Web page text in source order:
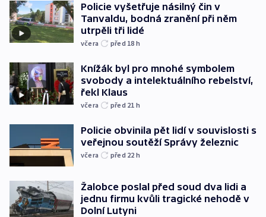
Policie vyšetřuje násilný čin v
Tanvaldu, bodná zranění při něm
utrpěli tři lidé
včera před 18 h
Knížák byl pro mnohé symbolem
svobody a intelektuálního rebelství,
řekl Klaus
včera před 21 h
Policie obvinila pět lidí v souvislosti s
veřejnou soutěží Správy železnic
včera před 22 h
Žalobce poslal před soud dva lidi a
jednu firmu kvůli tragické nehodě v
Dolní Lutyni